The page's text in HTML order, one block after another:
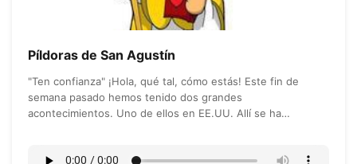
Píldoras de San Agustín
"Ten confianza" ¡Hola, qué tal, cómo estás! Este fin de
semana pasado hemos tenido dos grandes
acontecimientos. Uno de ellos en EE.UU. Allí se ha